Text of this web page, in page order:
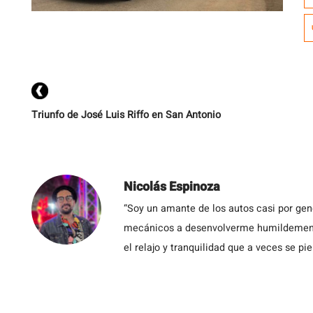
Triunfo de José Luis Riffo en San Antonio
Nicolás Espinoza
“Soy un amante de los autos casi por
mecánicos a desenvolverme
el relajo y tranquilidad que a veces se